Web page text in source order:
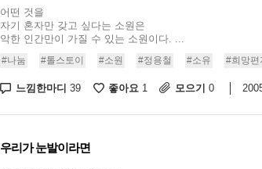
어떤 것을
자기 혼자만 갖고 싶다는 소원은
악한 인간만이 가질 수 있는 소원이다. ...
#나눔 #톨스토이 #소원 #정용철 #소유 #희망편
느낌한마디 39 좋아요 1 모으기 0
우리가 눈발이라면